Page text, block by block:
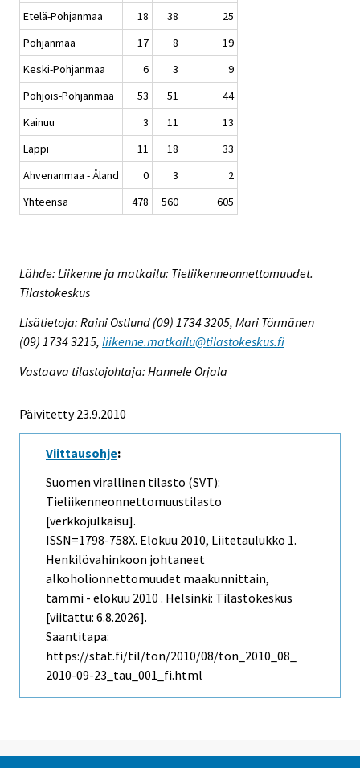
Etelä-Pohjanmaa
18 38
25
Pohjanmaa
17 8
19
Keski-Pohjanmaa
6 3
9
Pohjois-Pohjanmaa
53 51
44
Kainuu
3 11
13
Lappi
11 18
33
Ahvenanmaa - Åland
0 3
2
Yhteensä
478 560 605
Lähde: Liikenne ja matkailu: Tieliikenneonnettomuudet.
Tilastokeskus
Lisätietoja: Raini Östlund (09) 1734 3205, Mari Törmänen
(09) 1734 3215, liikenne.matkailu@tilastokeskus.fi
Vastaava tilastojohtaja: Hannele Orjala
Päivitetty 23.9.2010
Viittausohje:
Suomen virallinen tilasto (SVT):
Tieliikenneonnettomuustilasto
[verkkojulkaisu].
ISSN=1798-758X. Elokuu 2010, Liitetaulukko 1.
Henkilövahinkoon johtaneet
alkoholionnettomuudet maakunnittain,
tammi - elokuu 2010 . Helsinki: Tilastokeskus
[viitattu: 6.8.2026].
Saantitapa:
https://stat.fi/til/ton/2010/08/ton_2010_08_
2010-09-23_tau_001_fi.html